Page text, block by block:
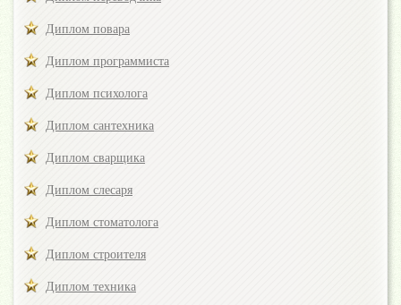
Диплом повара
Диплом программиста
Диплом психолога
Диплом сантехника
Диплом сварщика
Диплом слесаря
Диплом стоматолога
Диплом строителя
Диплом техника